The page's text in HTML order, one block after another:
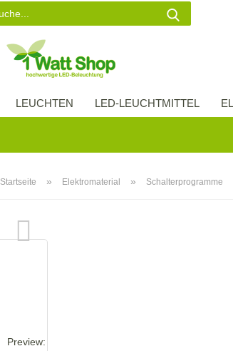
LEUCHTEN LED-LEUCHTMITTEL
Startseite » Elektromaterial » Schalterprogramme